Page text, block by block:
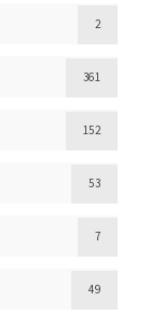
2
361
152
53
7
49